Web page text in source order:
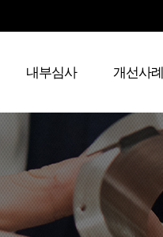
내부심사 개선사